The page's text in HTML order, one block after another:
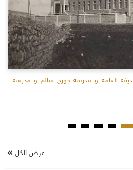
العامة و مدرسة جورج سالم و مدرسة
عرض الكل